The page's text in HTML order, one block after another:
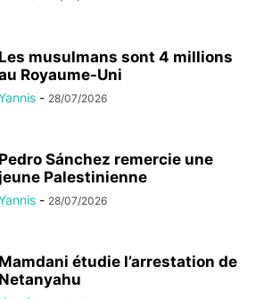
Les musulmans sont 4 millions
Royaume-Uni
- 28/07/2026
Pedro Sánchez remercie une
jeune Palestinienne
- 28/07/2026
Mamdani étudie l’arrestation de
Netanyahu